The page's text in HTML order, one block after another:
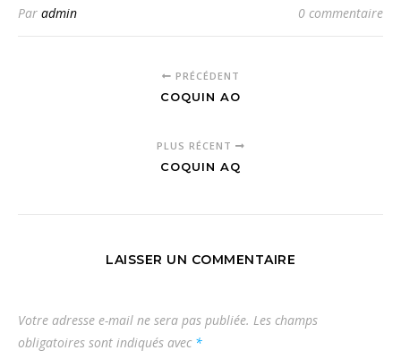
Par admin 0 commentaire
PRÉCÉDENT
COQUIN AO
PLUS RÉCENT
COQUIN AQ
LAISSER UN COMMENTAIRE
Votre adresse e-mail ne sera pas publiée. Les champs
obligatoires sont indiqués avec *